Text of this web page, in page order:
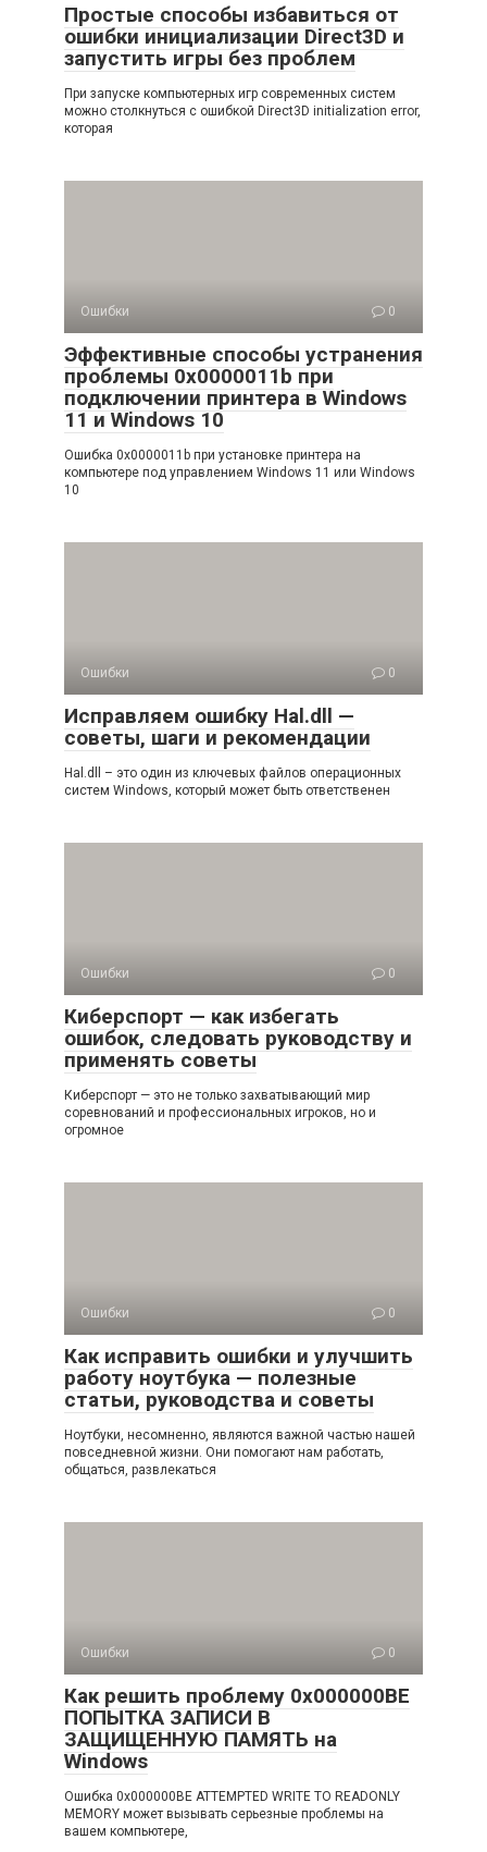
Простые способы избавиться от
ошибки инициализации Direct3D и
запустить игры без проблем
При запуске компьютерных игр современных систем
можно столкнуться с ошибкой Direct3D initialization error,
которая
Ошибки 0
Эффективные способы устранения
проблемы 0x0000011b при
подключении принтера в Windows
11 и Windows 10
Ошибка 0x0000011b при установке принтера на
компьютере под управлением Windows 11 или Windows
10
Ошибки 0
Исправляем ошибку Hal.dll —
советы, шаги и рекомендации
Hal.dll – это один из ключевых файлов операционных
систем Windows, который может быть ответственен
Ошибки 0
Киберспорт — как избегать
ошибок, следовать руководству и
применять советы
Киберспорт — это не только захватывающий мир
соревнований и профессиональных игроков, но и
огромное
Ошибки 0
Как исправить ошибки и улучшить
работу ноутбука — полезные
статьи, руководства и советы
Ноутбуки, несомненно, являются важной частью нашей
повседневной жизни. Они помогают нам работать,
общаться, развлекаться
Ошибки 0
Как решить проблему 0x000000BE
ПОПЫТКА ЗАПИСИ В
ЗАЩИЩЕННУЮ ПАМЯТЬ на
Windows
Ошибка 0x000000BE ATTEMPTED WRITE TO READONLY
MEMORY может вызывать серьезные проблемы на
вашем компьютере,